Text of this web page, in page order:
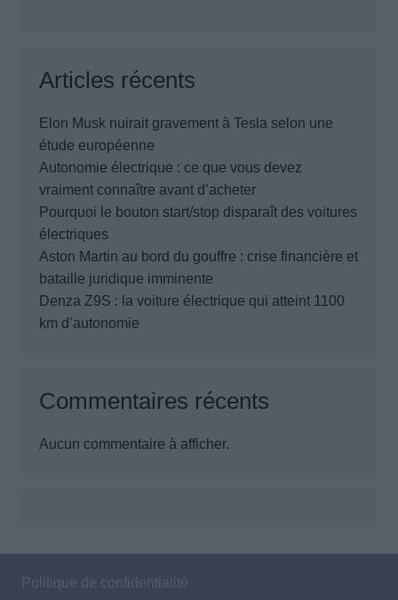
Articles récents
Elon Musk nuirait gravement à Tesla selon une
étude européenne
Autonomie électrique : ce que vous devez
vraiment connaître avant d’acheter
Pourquoi le bouton start/stop disparaît des voitures
électriques
Aston Martin au bord du gouffre : crise financière et
bataille juridique imminente
Denza Z9S : la voiture électrique qui atteint 1100
km d’autonomie
Commentaires récents
Aucun commentaire à afficher.
Politique de confidentialité